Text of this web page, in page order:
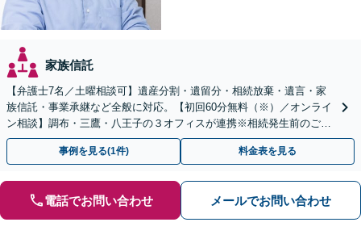
家族信託
【弁護士7名／土曜相談可】遺産分割・遺留分・相続放棄・遺言・家
族信託・事業承継など全般に対応。【初回60分無料（※）／オンライ
ン相談】調布・三鷹・八王子の３オフィスが連携※相続発生前のご相
談など有料相談になるものもございます。
事例を見る(1件) 料金表を見る
電話でお問い合わせ メールでお問い合わせ